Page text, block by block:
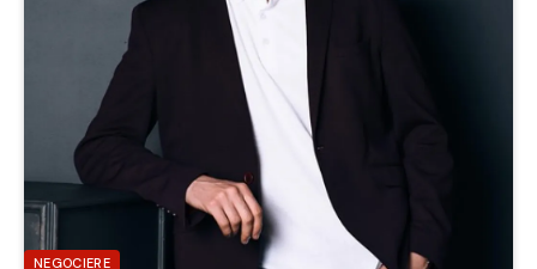
NEGOCIERE